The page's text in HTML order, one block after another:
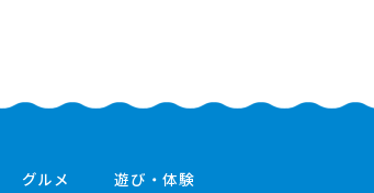
グルメ 遊び・体験